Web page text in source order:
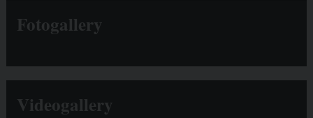
Fotogallery
Videogallery